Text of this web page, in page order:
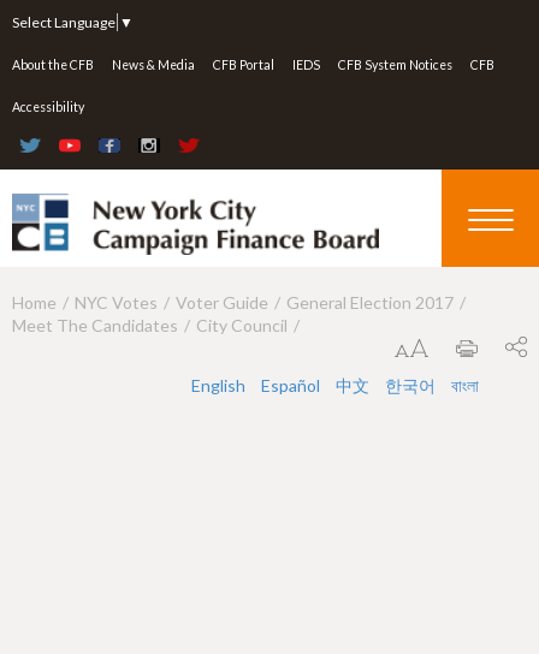
Select Language ▼
About the CFB News & Media CFB Portal IEDS CFB System Notices CFB
Accessibility
Y
Home NYC Votes Voter Guide
General Election 2017
Meet The Candidates
City Council
English Español 中文 한국어 বাংলা